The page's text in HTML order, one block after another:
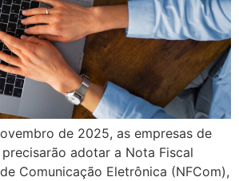
de 2025, as empresas de
adotar a Nota Fiscal
Comunicação Eletrônica (NFCom),